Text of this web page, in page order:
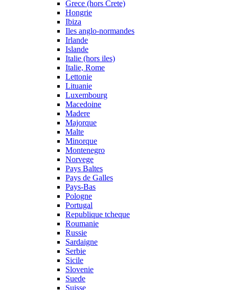
Grece (hors Crete)
Hongrie
Ibiza
Iles anglo-normandes
Irlande
Islande
Italie (hors iles)
Italie, Rome
Lettonie
Lituanie
Luxembourg
Macedoine
Madere
Majorque
Malte
Minorque
Montenegro
Norvege
Pays Baltes
Pays de Galles
Pays-Bas
Pologne
Portugal
Republique tcheque
Roumanie
Russie
Sardaigne
Serbie
Sicile
Slovenie
Suede
Suisse